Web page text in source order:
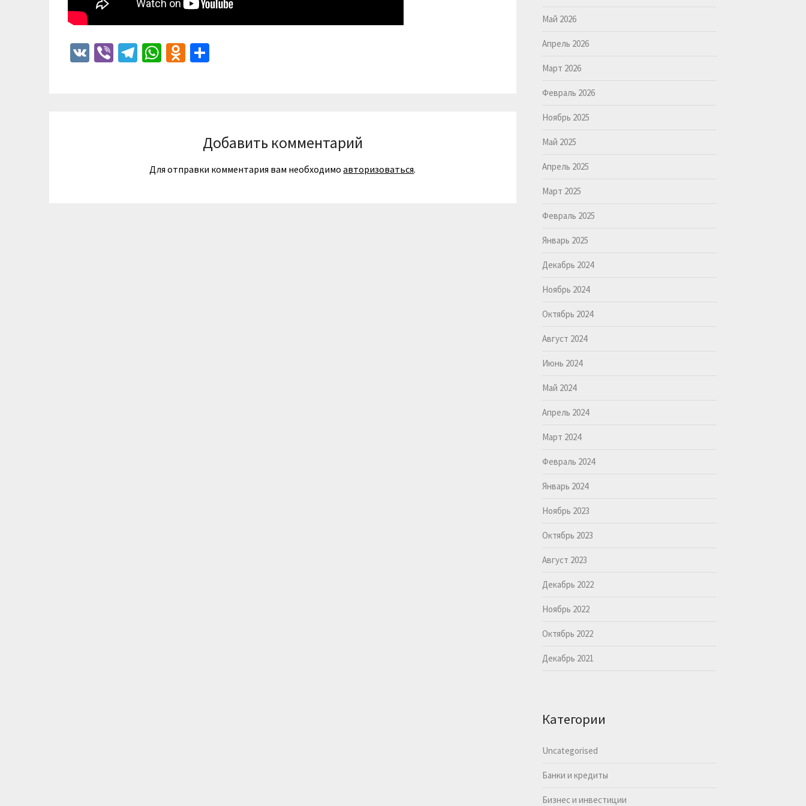
VK ViberTelegram
WhatsApp
Odnoklassniki
Добавить комментарий
Для отправки комментария вам необходимоавторизоваться.
Май 2026
Апрель 2026
Март 2026
Февраль 2026
Ноябрь 2025
Май 2025
Апрель 2025
Март 2025
Февраль 2025
Январь 2025
Декабрь 2024
Ноябрь 2024
Октябрь 2024
Август 2024
Июнь 2024
Май 2024
Апрель 2024
Март 2024
Февраль 2024
Январь 2024
Ноябрь 2023
Октябрь 2023
Август 2023
Декабрь 2022
Ноябрь 2022
Октябрь 2022
Декабрь 2021
Категории
Uncategorised
Банки и кредиты
Бизнес и инвестиции